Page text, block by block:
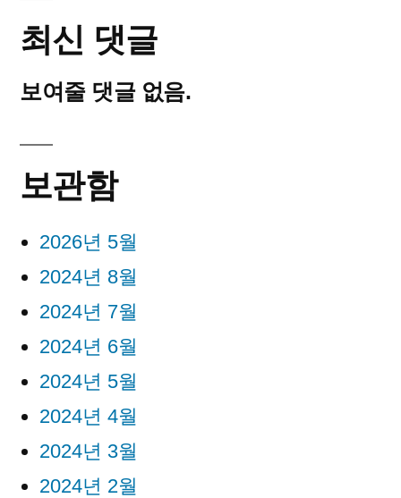
최신 댓글
보여줄 댓글 없음.
보관함
2026년 5월
2024년 8월
2024년 7월
2024년 6월
2024년 5월
2024년 4월
2024년 3월
2024년 2월